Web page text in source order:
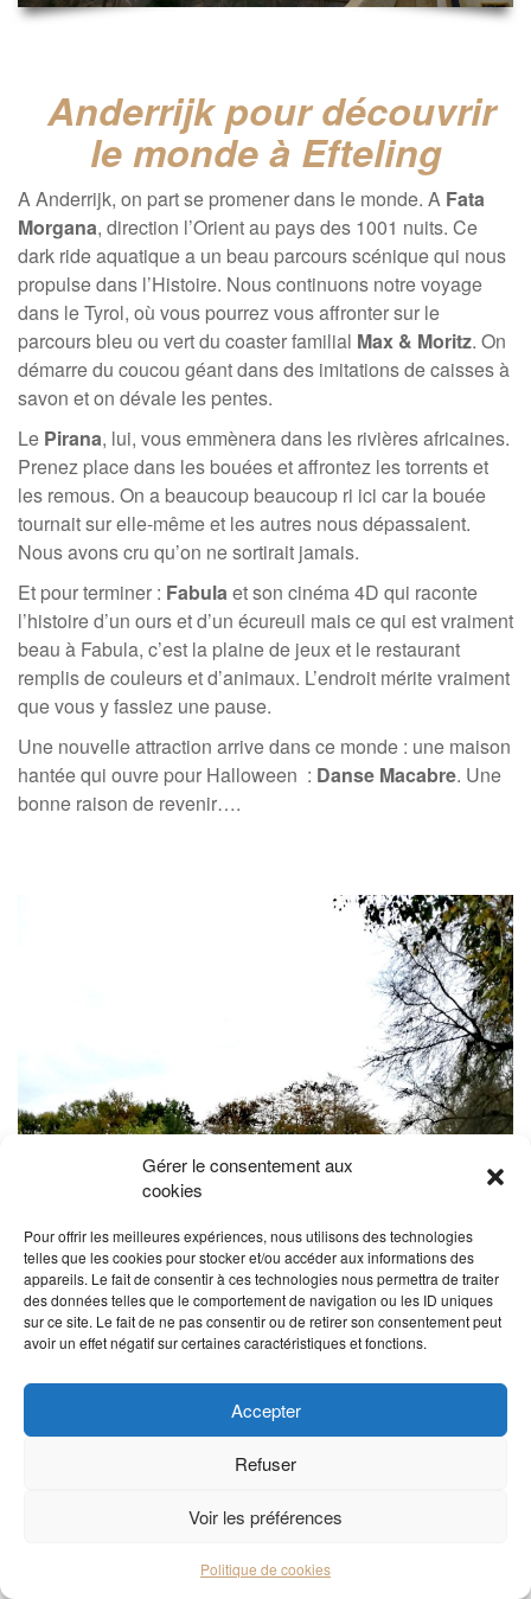
Gérer le consentement aux
cookies
Pour offrir les meilleures expériences, nous utilisons des technologies
telles que les cookies pour stocker et/ou accéder aux informations des
appareils. Le fait de consentir à ces technologies nous permettra de traiter
des données telles que le comportement de navigation ou les ID uniques
sur ce site. Le fait de ne pas consentir ou de retirer son consentement peut
avoir un effet négatif sur certaines caractéristiques et fonctions.
Accepter
Refuser
Voir les préférences
Politique de cookies
Anderrijk pour découvrir
le monde à Efteling
A Anderrijk, on part se promener dans le monde. A Fata
Morgana, direction l’Orient au pays des 1001 nuits. Ce
dark ride aquatique a un beau parcours scénique qui nous
propulse dans l’Histoire. Nous continuons notre voyage
dans le Tyrol, où vous pourrez vous affronter sur le
parcours bleu ou vert du coaster familial Max & Moritz. On
démarre du coucou géant dans des imitations de caisses à
savon et on dévale les pentes.
Le Pirana, lui, vous emmènera dans les rivières africaines.
Prenez place dans les bouées et affrontez les torrents et
les remous. On a beaucoup beaucoup ri ici car la bouée
tournait sur elle-même et les autres nous dépassaient.
Nous avons cru qu’on ne sortirait jamais.
Et pour terminer : Fabula et son cinéma 4D qui raconte
l’histoire d’un ours et d’un écureuil mais ce qui est vraiment
beau à Fabula, c’est la plaine de jeux et le restaurant
remplis de couleurs et d’animaux. L’endroit mérite vraiment
que vous y fassiez une pause.
Une nouvelle attraction arrive dans ce monde : une maison
hantée qui ouvre pour Halloween : Danse Macabre. Une
bonne raison de revenir….